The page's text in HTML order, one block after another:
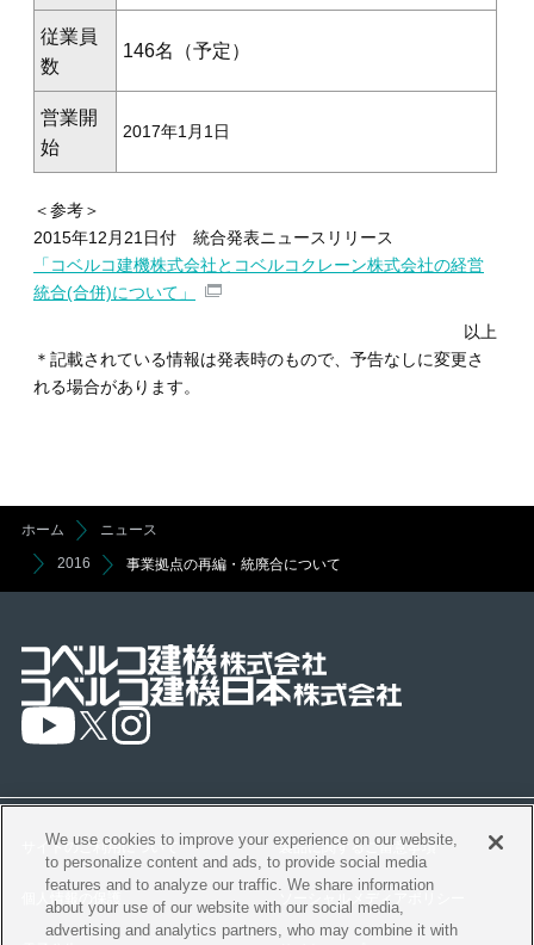
従業員
数
146名（予定）
営業開
始
2017年1月1日
＜参考＞
2015年12月21日付 統合発表ニュースリリース
「コベルコ建機株式会社とコベルコクレーン株式会社の経営
統合(合併)について」
以上
＊記載されている情報は発表時のもので、予告なしに変更さ
れる場合があります。
ホーム
ニュース
2016
事業拠点の再編・統廃合について
サイトのご利用について 製品に関するご留意事項
個人情報の保護 ソーシャルメディアポリシー
We use cookies to improve your experience on our website,
to personalize content and ads, to provide social media
features and to analyze our traffic. We share information
about your use of our website with our social media,
advertising and analytics partners, who may combine it with